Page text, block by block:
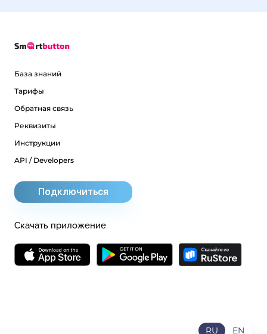
База знаний
Тарифы
Обратная связь
Реквизиты
Инструкции
API / Developers
Подключиться
Скачать приложение
RU EN